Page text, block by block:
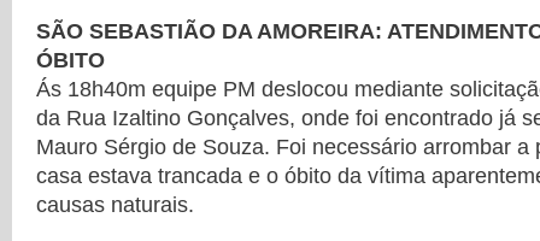
SÃO SEBASTIÃO DA AMOREIRA:
ÓBITO
Ás 18h40m equipe PM deslocou mediante
da Rua Izaltino Gonçalves, onde foi encontrado já
Mauro Sérgio de Souza. Foi necessário arrombar a
casa estava trancada e o óbito da vítima
causas naturais.